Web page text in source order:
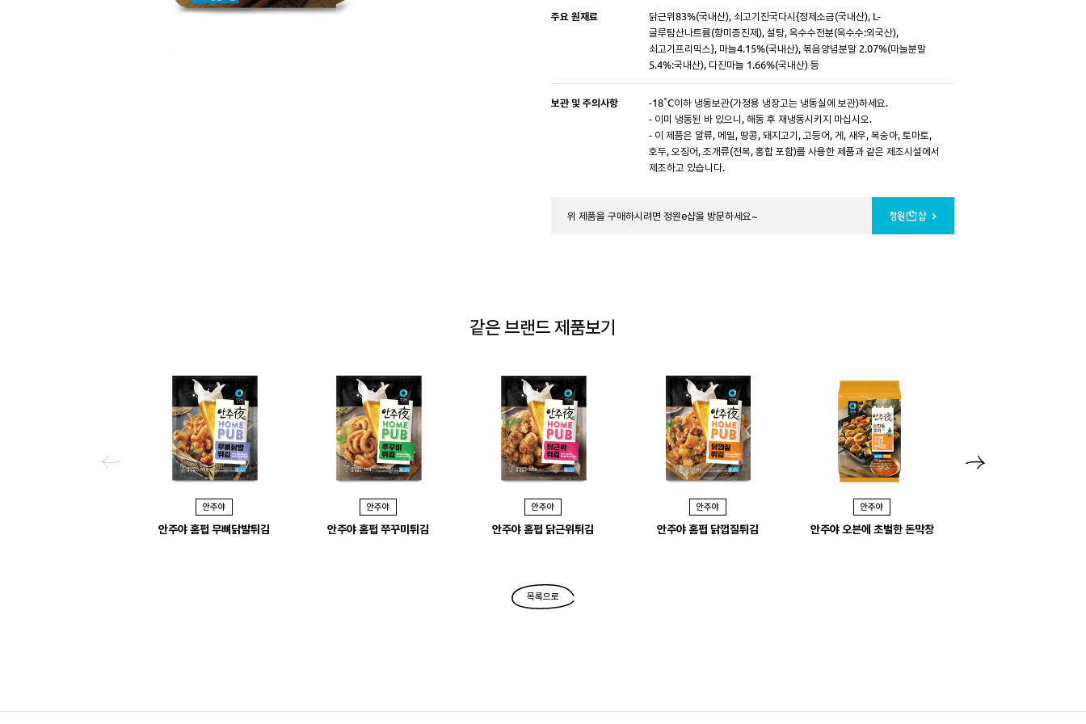
주요 원재료
닭근위83%(국내산), 쇠고기진국다시{정제소금(국내산), L-
글루탐산나트륨(향미증진제), 설탕, 옥수수전분(옥수수:외국산),
쇠고기프리믹스}, 마늘4.15%(국내산), 볶음양념분말 2.07%(마늘분말
5.4%:국내산), 다진마늘 1.66%(국내산) 등
보관 및 주의사항
-18˚C이하 냉동보관(가정용 냉장고는 냉동실에 보관)하세요.
- 이미 냉동된 바 있으니, 해동 후 재냉동시키지 마십시오.
- 이 제품은 알류, 메밀, 땅콩, 돼지고기, 고등어, 게, 새우, 복숭아, 토마토,
호두, 오징어, 조개류(전복, 홍합 포함)를 사용한 제품과 같은 제조시설에서
제조하고 있습니다.
위 제품을 구매하시려면 정원e샵을 방문하세요~
같은 브랜드 제품보기
안주야
안주야 홈펍 무뼈닭발튀김
안주야
안주야 홈펍 쭈꾸미튀김
안주야
안주야 홈펍 닭근위튀김
안주야
안주야 홈펍 닭껍질튀김
안주야
안주야 오븐에 초벌한 돈막창
P
N
목록으로